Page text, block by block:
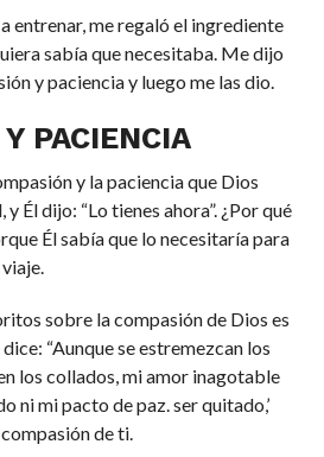
entrenar, me regaló el ingrediente
sabía que necesitaba. Me dijo
y paciencia y luego me las dio.
PACIENCIA
y la paciencia que Dios
Él dijo: “Lo tienes ahora”. ¿Por qué
Él sabía que lo necesitaría para
sobre la compasión de Dios es
“Aunque se estremezcan los
los collados, mi amor inagotable
ni mi pacto de paz. ser quitado,’
de ti.